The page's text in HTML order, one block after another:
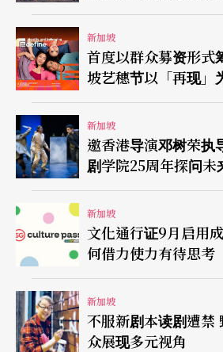
新加坡
首度以群众募资形式
坡艺穗节以「再现」
新加坡
邀香港导演邓树荣执
剧学院25周年探问未
新加坡
文化通行证9月启用
何借力使力有待思考
新加坡
不服新剧本读剧遭禁
众展现多元视角